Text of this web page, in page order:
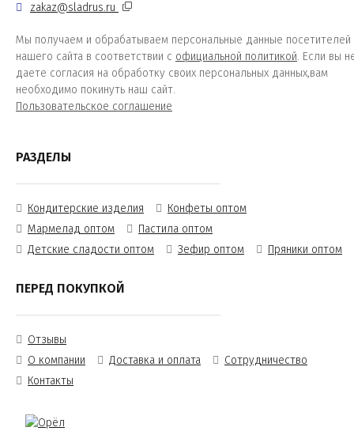
zakaz@sladrus.ru
Мы получаем и обрабатываем персональные данные посетителей
нашего сайта в соответствии с официальной политикой. Если вы
даете согласия на обработку своих персональных данных,вам
необходимо покинуть наш сайт.
Пользовательское соглашение
РАЗДЕЛЫ
Кондитерские изделия
Конфеты оптом
Мармелад оптом
Пастила оптом
Детские сладости оптом
Зефир оптом Пряники оптом
ПЕРЕД ПОКУПКОЙ
Отзывы
О компании
Доставка и оплата
Сотрудничество
Контакты